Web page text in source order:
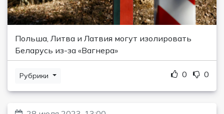
Польша, Литва и Латвия могут изолировать
Беларусь из-за «Вагнера»
Рубрики 0 0